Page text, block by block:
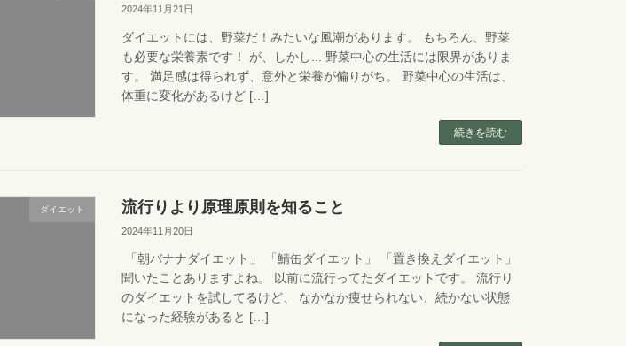
2024年11月21日
ダイエットには、野菜だ！みたいな風潮があります。 もちろん、野菜
も必要な栄養素です！ が、しかし... 野菜中心の生活には限界がありま
す。 満足感は得られず、意外と栄養が偏りがち。 野菜中心の生活は、
体重に変化があるけど […]
続きを読む
ダイエット 流行りより原理原則を知ること
2024年11月20日
「朝バナナダイエット」 「鯖缶ダイエット」 「置き換えダイエット」
聞いたことありますよね。 以前に流行ってたダイエットです。 流行り
のダイエットを試してるけど、 なかなか痩せられない、続かない状態
になった経験があると […]